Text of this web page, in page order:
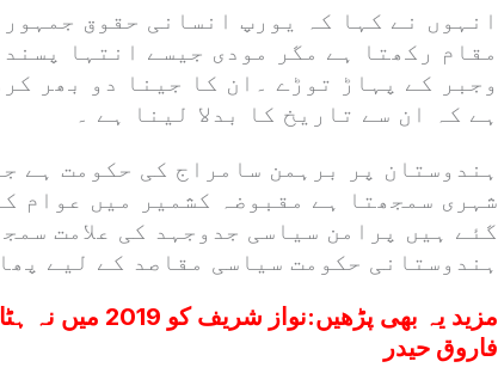
انہوں نے کہا کہ یورپ انسانی حقوق
مقام رکھتا ہے مگر مودی جیسے انتہا
وجبر کے پہاڑ توڑے ۔ان کا جینا دو بھر
ہے کہ ان سے تاریخ کا بدلا لینا ہے ۔
ہندوستان پر برہمن سامراج کی حکومت ہے
شہری سمجھتا ہے مقبوضہ کشمیر میں عوام
گئے ہیں پرامن سیاسی جدوجہد کی علامت
ہندوستانی حکومت سیاسی مقاصد کے لیے
مزید یہ بھی پڑھیں:
نواز شریف کو
فاروق حیدر